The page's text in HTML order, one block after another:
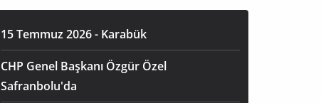
15 Temmuz 2026 - Karabük
CHP Genel Başkanı Özgür Özel
Safranbolu'da